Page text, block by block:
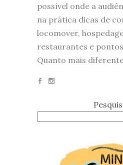
possível onde a
na prática dicas de
locomover,
restaurantes e
Quanto mais